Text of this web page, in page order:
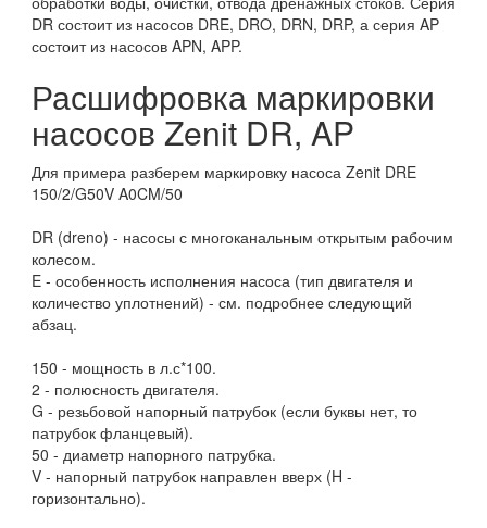
DR состоит из насосов DRE, DRO, DRN, DRP, а серия AP
состоит из насосов APN, APP.
Расшифровка маркировки
насосов Zenit DR, AP
Для примера разберем маркировку насоса Zenit DRE
150/2/G50V A0CM/50
DR (dreno) - насосы с многоканальным открытым рабочим
колесом.
E - особенность исполнения насоса (тип двигателя и
количество уплотнений) - см. подробнее следующий
абзац.
150 - мощность в л.с*100.
2 - полюсность двигателя.
G - резьбовой напорный патрубок (если буквы нет, то
патрубок фланцевый).
50 - диаметр напорного патрубка.
V - напорный патрубок направлен вверх (H -
горизонтально).